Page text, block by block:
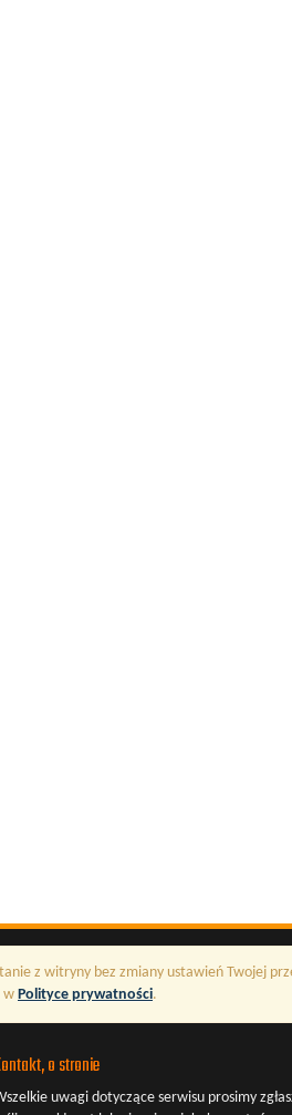
z witryny bez zmiany ustawień Twojej
w Polityce prywatności.
o stronie
uwagi dotyczące serwisu prosimy